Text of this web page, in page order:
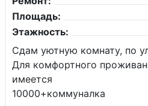
Площадь:
Этажность:
Сдам уютную комнату, по
Для комфортного
имеется
10000+коммуналка